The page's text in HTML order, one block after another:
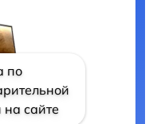
по
на сайте